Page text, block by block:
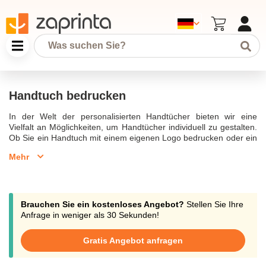
Handtuch bedrucken
In der Welt der personalisierten Handtücher bieten wir eine
Vielfalt an Möglichkeiten, um Handtücher individuell zu gestalten.
Ob Sie ein Handtuch mit einem eigenen Logo bedrucken oder ein
Optionen sind nahezu unbegrenzt. Unsere hochwertigen
trocknend.Das Handtuch bedrucken lassen ist nicht nur eine
großartige Geschenkidee, sondern eignet sich auch hervorragend
als Werbegeschenk oder Werbemittel für Ihr Unternehmen. Dank
eigenem Logo oder Wunschmotiv gestalten und es als
flauschiges Fotohandtuch nutzen.Neben dem Bedrucken können
Sie unsere Handtücher auch besticken lassen, um ihnen eine
Mehr
Brauchen Sie ein kostenloses Angebot? Stellen Sie Ihre
Anfrage in weniger als 30 Sekunden!
Gratis Angebot anfragen